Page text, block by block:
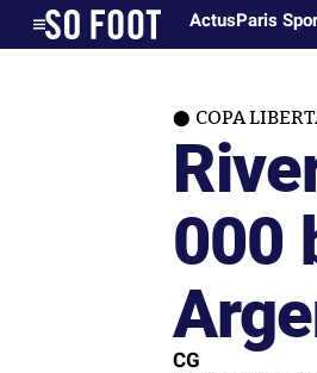
ActusParis
COPA
000
CG